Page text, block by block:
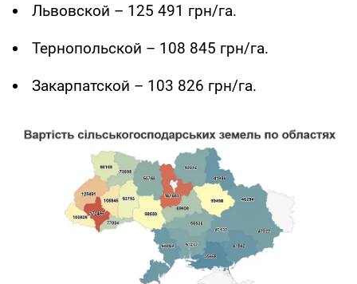
Львовской – 125 491 грн/га.
Тернопольской – 108 845 грн/га.
Закарпатской – 103 826 грн/га.